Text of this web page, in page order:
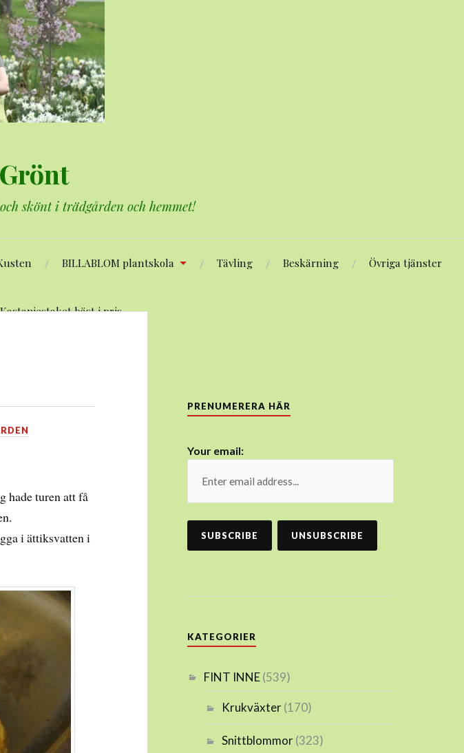
skönt i trädgården och hemmet!
BILLABLOM plantskola Tävling Beskärning Övriga tjänster
Kastanjestaket bäst i pris
hade turen att få
i ättiksvatten i
PRENUMERERA HÄR
Your email:
KATEGORIER
FINT INNE(539)
Krukväxter(170)
Snittblommor(323)